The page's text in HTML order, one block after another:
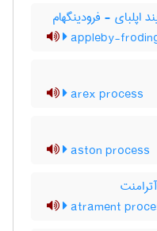
اپلبای - فرودینگهام
appleby-
arex process
aston process
atrament